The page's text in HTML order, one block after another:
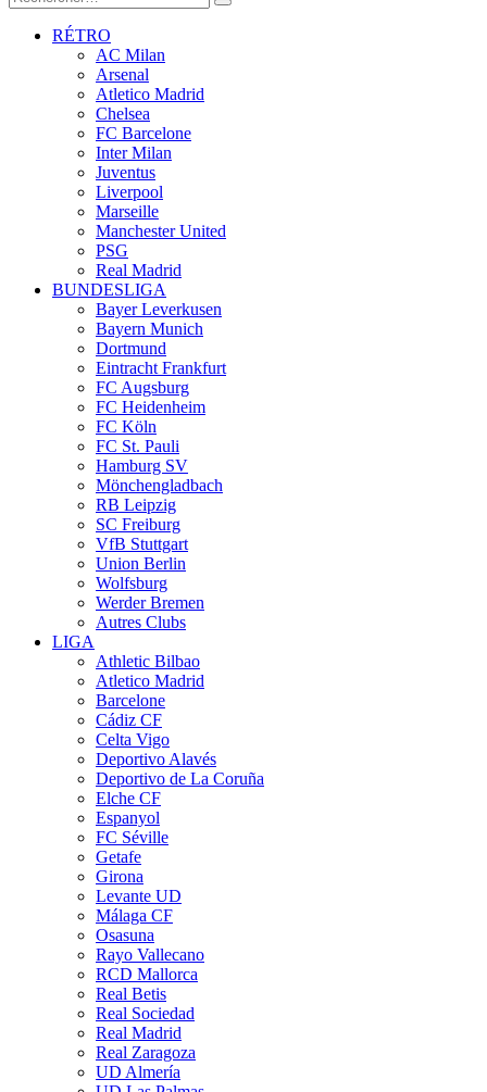
RÉTRO
AC Milan
Arsenal
Atletico Madrid
Chelsea
FC Barcelone
Inter Milan
Juventus
Liverpool
Marseille
Manchester United
PSG
Real Madrid
BUNDESLIGA
Bayer Leverkusen
Bayern Munich
Dortmund
Eintracht Frankfurt
FC Augsburg
FC Heidenheim
FC Köln
FC St. Pauli
Hamburg SV
Mönchengladbach
RB Leipzig
SC Freiburg
VfB Stuttgart
Union Berlin
Wolfsburg
Werder Bremen
Autres Clubs
LIGA
Athletic Bilbao
Atletico Madrid
Barcelone
Cádiz CF
Celta Vigo
Deportivo Alavés
Deportivo de La Coruña
Elche CF
Espanyol
FC Séville
Getafe
Girona
Levante UD
Málaga CF
Osasuna
Rayo Vallecano
RCD Mallorca
Real Betis
Real Sociedad
Real Madrid
Real Zaragoza
UD Almería